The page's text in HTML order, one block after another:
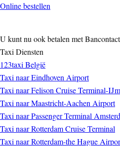
Online bestellen
U kunt nu ook betalen met
Taxi Diensten
123taxi België
Taxi naar Eindhoven Airport
Taxi naar Felison Cruise Terminal-
Taxi naar Maastricht-Aachen Airport
Taxi naar Passenger Terminal
Taxi naar Rotterdam Cruise Terminal
Taxi naar Rotterdam-the Hague